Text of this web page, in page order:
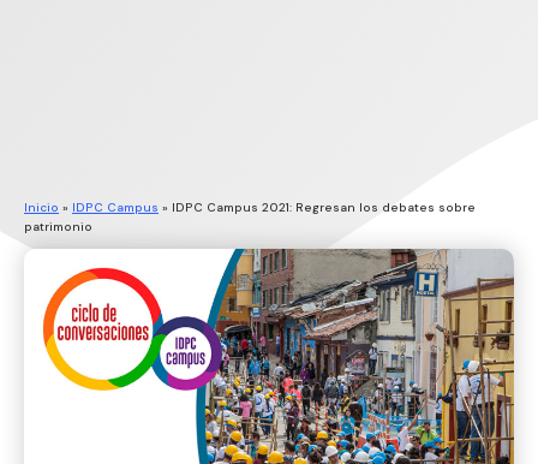
Inicio » IDPC Campus » IDPC Campus 2021: Regresan los debates sobre
patrimonio